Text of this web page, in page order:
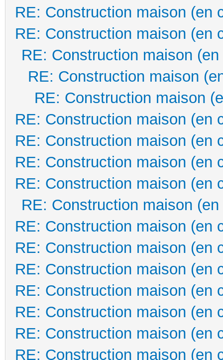
RE: Construction maison (en
RE: Construction maison (en
RE: Construction maison
RE: Construction maison
RE: Construction maison
RE: Construction maison (en
RE: Construction maison (en
RE: Construction maison (en
RE: Construction maison (en
RE: Construction maison
RE: Construction maison (en
RE: Construction maison (en
RE: Construction maison (en
RE: Construction maison (en
RE: Construction maison (en
RE: Construction maison (en
RE: Construction maison (en